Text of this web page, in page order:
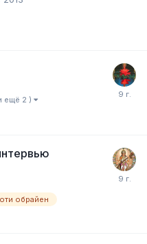
ещё 2 )
обрайен